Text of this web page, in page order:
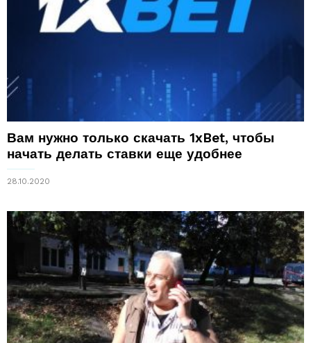
Вам нужно только скачать 1xBet, чтобы
начать делать ставки еще удобнее
28.10.2020